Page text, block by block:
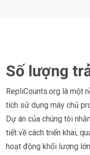
Số lượng
RepliCounts.org là một
tích sử dụng máy chủ
Dự án của chúng tôi
tiết về cách triển khai,
hoạt động khối lượng